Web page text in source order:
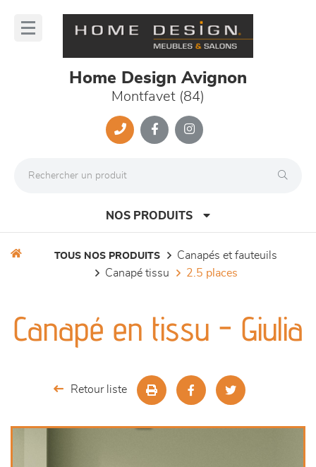
Home Design Avignon
Montfavet (84)
NOS PRODUITS
séjours
chambres et dressing
TOUS NOS PRODUITS
canapés et fauteuils
canapé tissu
2.5 places
Canapé en tissu - Giulia
Retour liste